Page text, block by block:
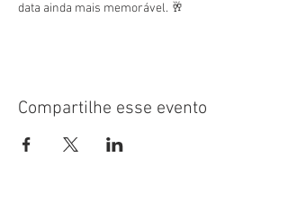
data ainda mais memorável. 🥂
Compartilhe esse evento